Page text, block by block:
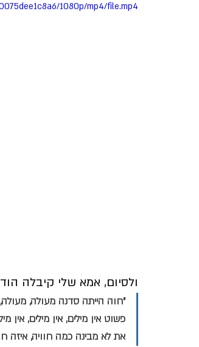
1080p/mp4/file.mp4
ולסיום, אמא שלי קיבלה
"חוה הייתה סדנה מעולה,
פשוט אין מילים, אין מילים, אין
את לא מבינה כמה חוויה, איזה